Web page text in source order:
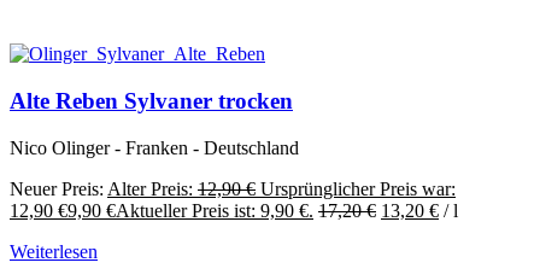
Alte Reben Sylvaner trocken
Nico Olinger - Franken - Deutschland
Neuer Preis: Alter Preis: 12,90€ Ursprünglicher Preis war:
12,90 €9,90 €Aktueller Preis ist: 9,90 €. 17,20€ 13,20 € /l
Weiterlesen